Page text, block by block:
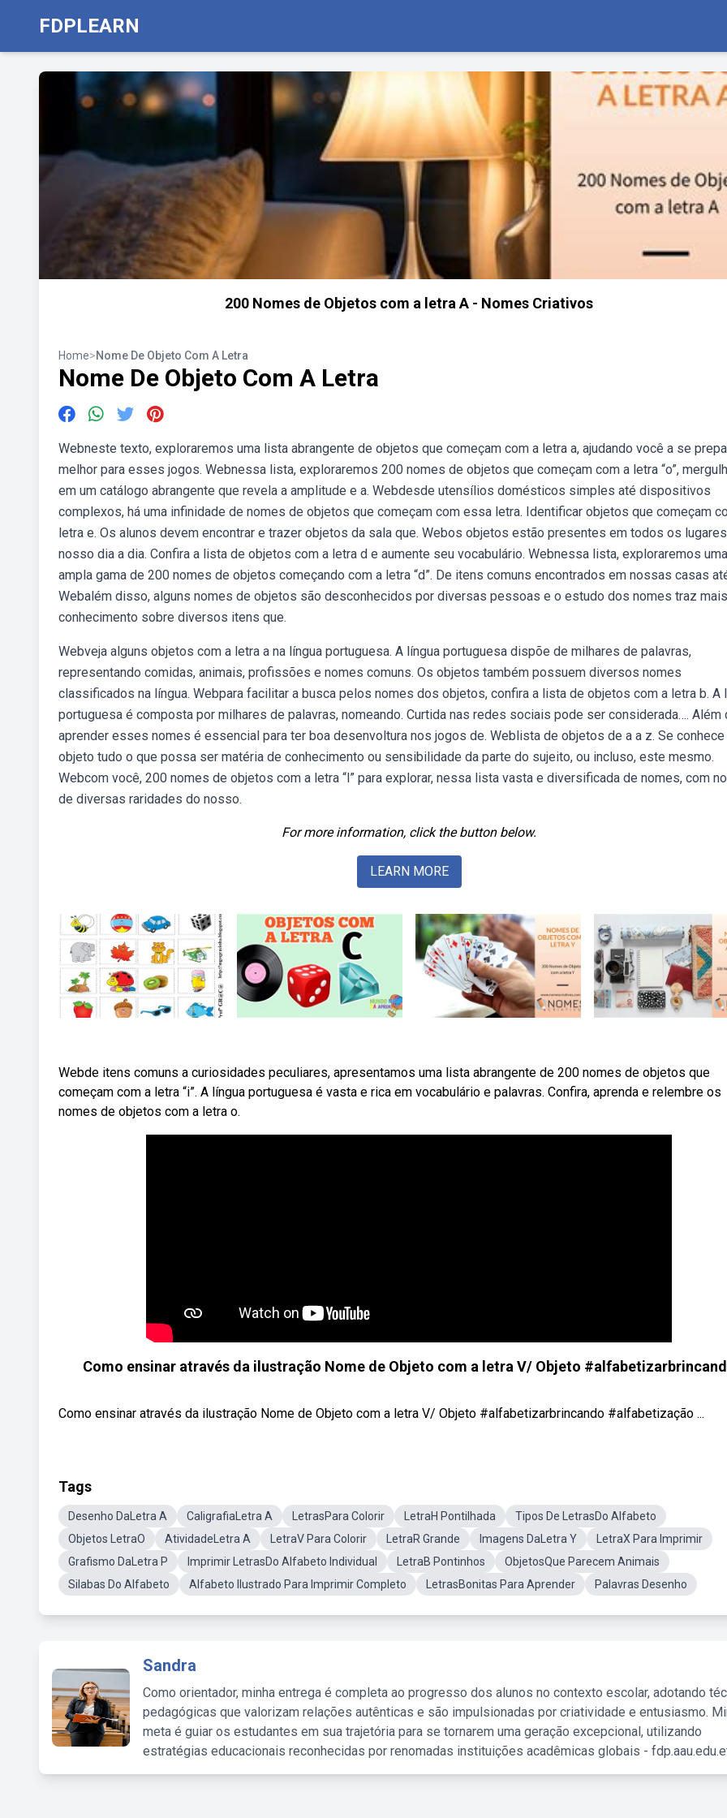
FDPLEARN
200 Nomes de Objetos com a letra A - Nomes Criativos
Home>Nome De Objeto Com A Letra
Nome De Objeto Com A Letra
Webneste texto, exploraremos uma lista abrangente de objetos que começam com a letra a, ajudando você a se
melhor para esses jogos. Webnessa lista, exploraremos 200 nomes de objetos que começam com a letra “o”,
em um catálogo abrangente que revela a amplitude e a. Webdesde utensílios domésticos simples até dispositivos
complexos, há uma infinidade de nomes de objetos que começam com essa letra. Identificar objetos que começam
letra e. Os alunos devem encontrar e trazer objetos da sala que. Webos objetos estão presentes em todos os
nosso dia a dia. Confira a lista de objetos com a letra d e aumente seu vocabulário. Webnessa lista, exploraremos uma
ampla gama de 200 nomes de objetos começando com a letra “d”. De itens comuns encontrados em nossas casas
Webalém disso, alguns nomes de objetos são desconhecidos por diversas pessoas e o estudo dos nomes traz mais
conhecimento sobre diversos itens que.
Webveja alguns objetos com a letra a na língua portuguesa. A língua portuguesa dispõe de milhares de palavras,
representando comidas, animais, profissões e nomes comuns. Os objetos também possuem diversos nomes
classificados na língua. Webpara facilitar a busca pelos nomes dos objetos, confira a lista de objetos com a letra b. A
portuguesa é composta por milhares de palavras, nomeando. Curtida nas redes sociais pode ser considerada…. Além
aprender esses nomes é essencial para ter boa desenvoltura nos jogos de. Weblista de objetos de a a z. Se
objeto tudo o que possa ser matéria de conhecimento ou sensibilidade da parte do sujeito, ou incluso, este mesmo.
Webcom você, 200 nomes de objetos com a letra “l” para explorar, nessa lista vasta e diversificada de nomes, com
de diversas raridades do nosso.
For more information, click the button below.
LEARN MORE
Webde itens comuns a curiosidades peculiares, apresentamos uma lista abrangente de 200 nomes de objetos que
começam com a letra “i”. A língua portuguesa é vasta e rica em vocabulário e palavras. Confira, aprenda e relembre os
nomes de objetos com a letra o.
Como ensinar através da ilustração Nome de Objeto com a letra V/ Objeto
Como ensinar através da ilustração Nome de Objeto com a letra V/ Objeto #alfabetizarbrincando #alfabetização ...
Tags
Desenho DaLetra A CaligrafiaLetra A LetrasPara Colorir LetraH Pontilhada
Tipos De LetrasDo Alfabeto
Objetos LetraO
AtividadeLetra A LetraV Para Colorir LetraR Grande Imagens DaLetra Y
LetraX Para Imprimir
Grafismo DaLetra P
Imprimir LetrasDo Alfabeto Individual LetraB Pontinhos
ObjetosQue Parecem Animais
Silabas Do Alfabeto
Alfabeto Ilustrado Para Imprimir Completo LetrasBonitas Para Aprender Palavras Desenho
Sandra
Como orientador, minha entrega é completa ao progresso dos alunos no contexto escolar, adotando
pedagógicas que valorizam relações autênticas e são impulsionadas por criatividade e entusiasmo.
meta é guiar os estudantes em sua trajetória para se tornarem uma geração excepcional, utilizando
estratégias educacionais reconhecidas por renomadas instituições acadêmicas globais -